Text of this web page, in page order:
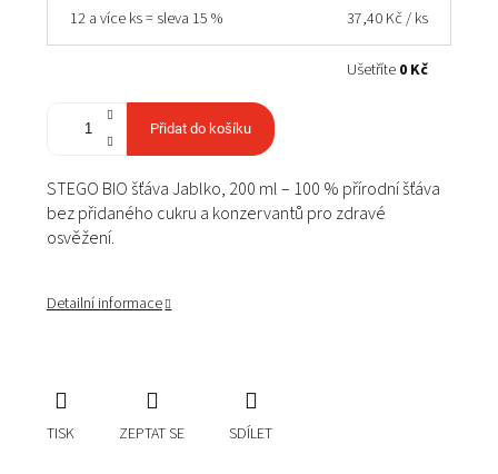
12 a více ks = sleva 15 % 37,40 Kč/ ks
Ušetříte 0 Kč
Přidat do košíku
STEGO BIO šťáva Jablko, 200 ml – 100 % přírodní šťáva
bez přidaného cukru a konzervantů pro zdravé
osvěžení.
Detailní informace
TISK ZEPTAT SE SDÍLET